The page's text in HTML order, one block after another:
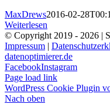
MaxDrews2016-02-
Weiterlesen
© Copyright 2019 - 2026 |
Impressum |
datenoptimierer.de
FacebookInstagram
Page load link
WordPress Cookie Plugin
Nach oben